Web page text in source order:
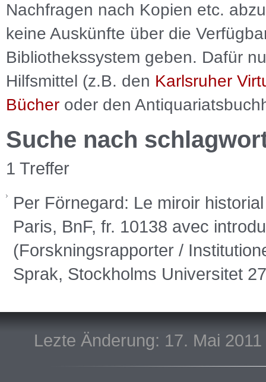
Nachfragen nach Kopien etc.
keine Auskünfte über die
Bibliothekssystem geben. Dafür
Hilfsmittel (z.B. den Karlsruher
Bücher oder den
Suche nach
1 Treffer
Per Förnegard: Le miroir
Paris, BnF, fr. 10138 avec
(Forskningsrapporter /
Sprak, Stockholms Universitet
Lezte Änderung: 17. Mai